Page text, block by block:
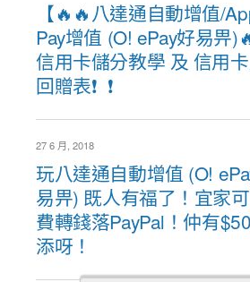
【🔥🔥八達通自動增值/
Pay增值 (O! ePay好易畀
信用卡儲分教學 及 信用
回贈表❗ ❗
27 6 月, 2018
玩八達通自動增值 (O!
易畀) 既人有福了！宜家
費轉錢落PayPal！仲有
添呀！